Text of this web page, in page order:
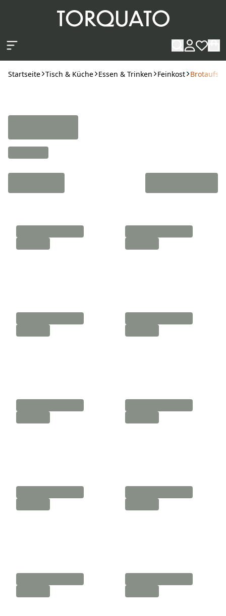
Startseite Tisch & Küche Essen & Trinken Feinkost